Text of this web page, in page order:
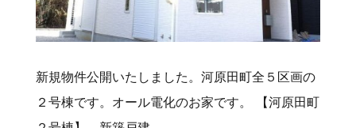
新規物件公開いたしました。河原田町全５区画の
２号棟です。オール電化のお家です。 【河原田町